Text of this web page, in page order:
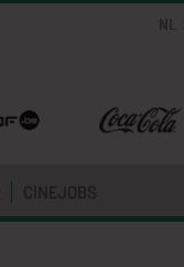
CINEJOBS